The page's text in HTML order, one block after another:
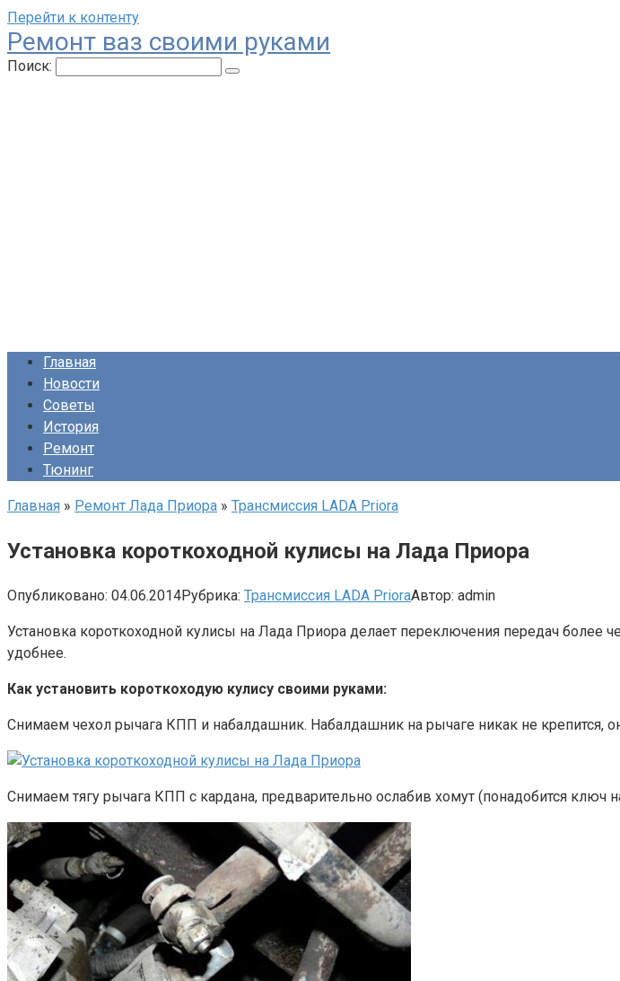
Перейти к контенту
Ремонт ваз своими руками
Поиск:
Главная
Новости
Советы
История
Ремонт
Тюнинг
Главная » Ремонт Лада Приора » Трансмиссия LADA Priora
Установка короткоходной кулисы на Лада Приора
Опубликовано: 04.06.2014Рубрика: Трансмиссия LADA PrioraАвтор: admin
Установка короткоходной кулисы на Лада Приора делает переключения передач
удобнее.
Как установить короткоходую кулису своими руками:
Снимаем чехол рычага КПП и набалдашник. Набалдашник на рычаге никак не крепится,
Снимаем тягу рычага КПП с кардана, предварительно ослабив хомут (понадобится ключ